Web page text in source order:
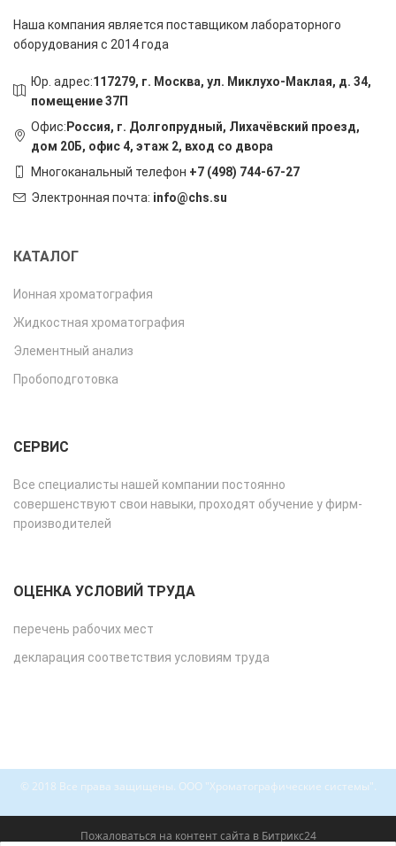
Наша компания является поставщиком лабораторного
оборудования с 2014 года
Юр. адрес:117279, г. Москва, ул. Миклухо-Маклая, д. 34,
помещение 37П
Офис: Россия, г. Долгопрудный, Лихачёвский проезд,
дом 20Б, офис 4, этаж 2, вход со двора
Многоканальный телефон +7 (498) 744-67-27
Электронная почта: info@chs.su
КАТАЛОГ
Ионная хроматография
Жидкостная хроматография
Элементный анализ
Пробоподготовка
СЕРВИС
Все специалисты нашей компании постоянно
совершенствуют свои навыки, проходят обучение у фирм-
производителей
ОЦЕНКА УСЛОВИЙ ТРУДА
перечень рабочих мест
декларация соответствия условиям труда
© 2018 Все права защищены. ООО "Хроматографические системы".
Пожаловаться на контент cайта в Битрикс24